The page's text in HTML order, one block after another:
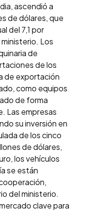
ascendió a
de dólares, que
del 7,1 por
Los
de
de los
de exportación
como equipos
de forma
Las empresas
su inversión en
de los cinco
de dólares,
los vehículos
se están
del ministerio.
clave para